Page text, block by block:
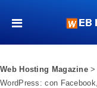
Web Hosting Magazine >
WordPress: con